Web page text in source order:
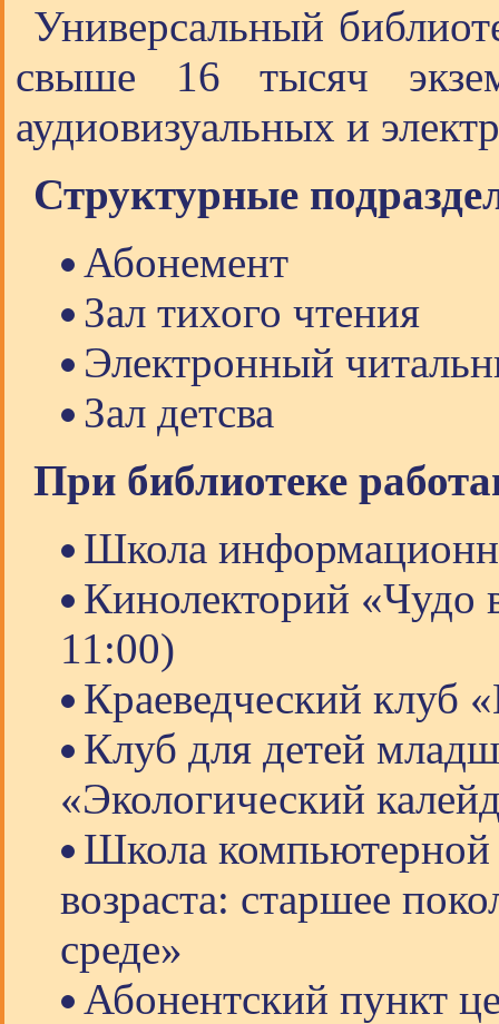
Универсальный
свыше 16 тысяч
аудиовизуальных и
Структурные
Абонемент
Зал тихого чтения
Электронный
Зал детсва
При библиотеке
Школа
Кинолекторий «Чудо
11:00)
Краеведческий клуб
Клуб для детей
«Экологический
Школа компьютерной
возраста: старшее
среде»
Абонентский пункт